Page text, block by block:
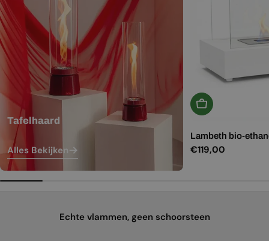
Tafelhaard
Alles Bekijken
In Winkelwagen
Lambeth bio-
Normale
€119,00
Echte vlammen, geen schoorsteen